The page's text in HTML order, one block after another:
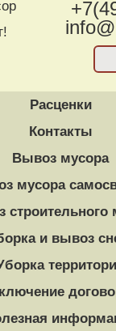
Расценки
Контакты
Вывоз мусора
мусора
строительного
и вывоз